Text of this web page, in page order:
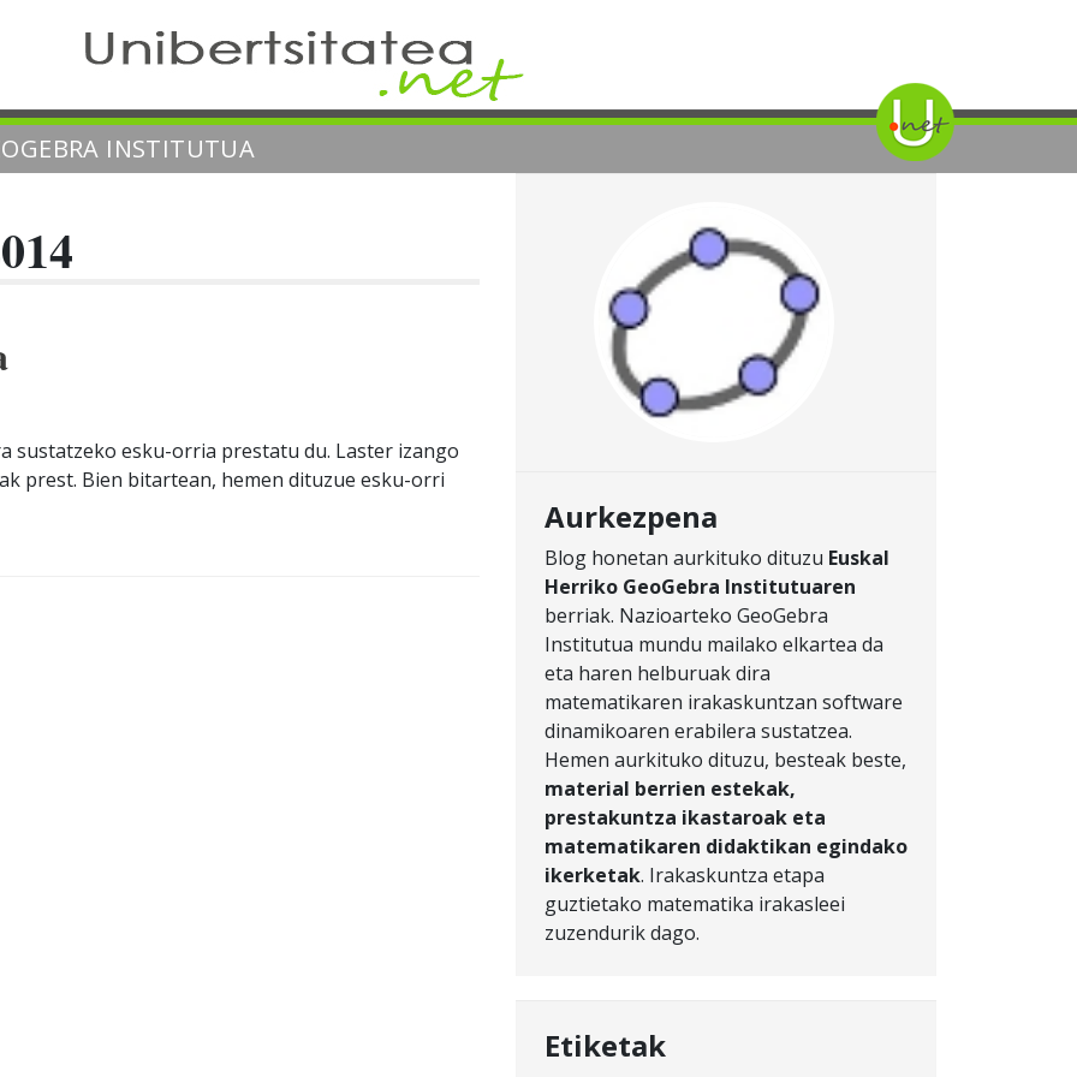
INSTITUTUA
sustatzeko esku-orria prestatu du. Laster izango
prest. Bien bitartean, hemen dituzue esku-orri
Aurkezpena
Blog honetan aurkituko dituzu Euskal
Herriko GeoGebra Institutuaren
berriak. Nazioarteko GeoGebra
Institutua mundu mailako elkartea da
eta haren helburuak dira
matematikaren irakaskuntzan software
dinamikoaren erabilera sustatzea.
Hemen aurkituko dituzu, besteak beste,
material berrien estekak,
prestakuntza ikastaroak eta
matematikaren didaktikan egindako
ikerketak. Irakaskuntza etapa
guztietako matematika irakasleei
zuzendurik dago.
Etiketak